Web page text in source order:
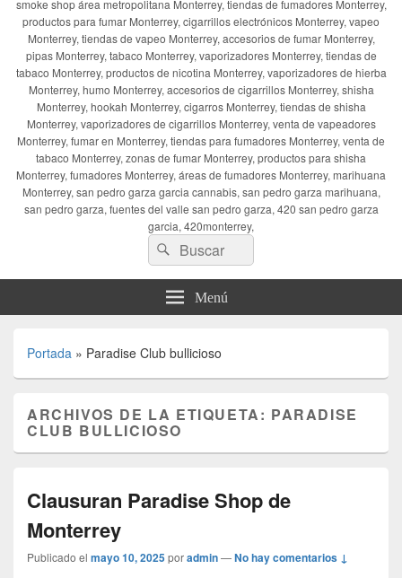
smoke shop área metropolitana Monterrey, tiendas de fumadores Monterrey,
productos para fumar Monterrey, cigarrillos electrónicos Monterrey, vapeo
Monterrey, tiendas de vapeo Monterrey, accesorios de fumar Monterrey,
pipas Monterrey, tabaco Monterrey, vaporizadores Monterrey, tiendas de
tabaco Monterrey, productos de nicotina Monterrey, vaporizadores de hierba
Monterrey, humo Monterrey, accesorios de cigarrillos Monterrey, shisha
Monterrey, hookah Monterrey, cigarros Monterrey, tiendas de shisha
Monterrey, vaporizadores de cigarrillos Monterrey, venta de vapeadores
Monterrey, fumar en Monterrey, tiendas para fumadores Monterrey, venta de
tabaco Monterrey, zonas de fumar Monterrey, productos para shisha
Monterrey, fumadores Monterrey, áreas de fumadores Monterrey, marihuana
Monterrey, san pedro garza garcia cannabis, san pedro garza marihuana,
san pedro garza, fuentes del valle san pedro garza, 420 san pedro garza
garcia, 420monterrey,
Buscar
por:
Buscar
Menú
Portada » Paradise Club bullicioso
ARCHIVOS DE LA ETIQUETA: PARADISE
CLUB BULLICIOSO
Clausuran Paradise Shop de
Monterrey
Publicado el mayo 10, 2025poradmin—No hay comentarios ↓